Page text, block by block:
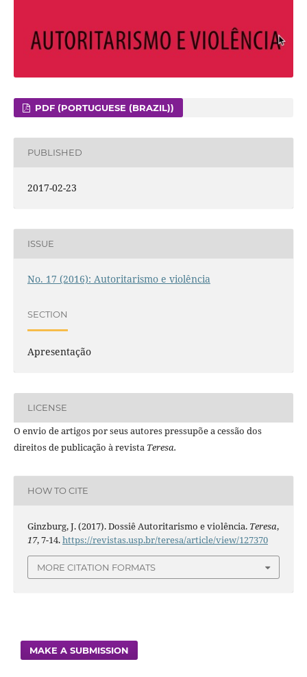
PDF (PORTUGUESE (BRAZIL))
PUBLISHED
2017-02-23
ISSUE
No. 17 (2016): Autoritarismo e violência
SECTION
Apresentação
LICENSE
O envio de artigos por seus autores pressupõe a cessão dos
direitos de publicação à revista Teresa.
HOW TO CITE
Ginzburg, J. (2017). Dossiê Autoritarismo e violência. Teresa,
17, 7-14.https://revistas.usp.br/teresa/article/view/127370
MORE CITATION FORMATS
MAKE A SUBMISSION